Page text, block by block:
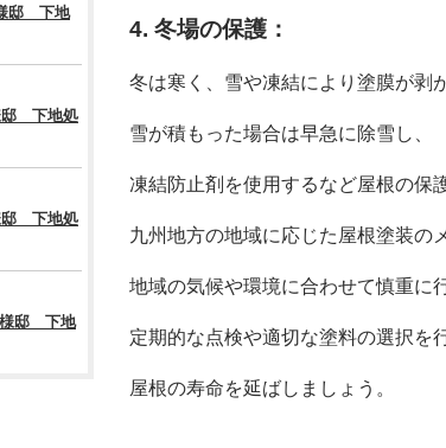
4. 冬場の保護：
冬は寒く、雪や凍結により塗膜が剥
雪が積もった場合は早急に除雪し、
凍結防止剤を使用するなど屋根の保
九州地方の地域に応じた屋根塗装の
地域の気候や環境に合わせて慎重に
定期的な点検や適切な塗料の選択を
屋根の寿命を延ばしましょう。
邸 下地
下地処
下地処
邸 下地